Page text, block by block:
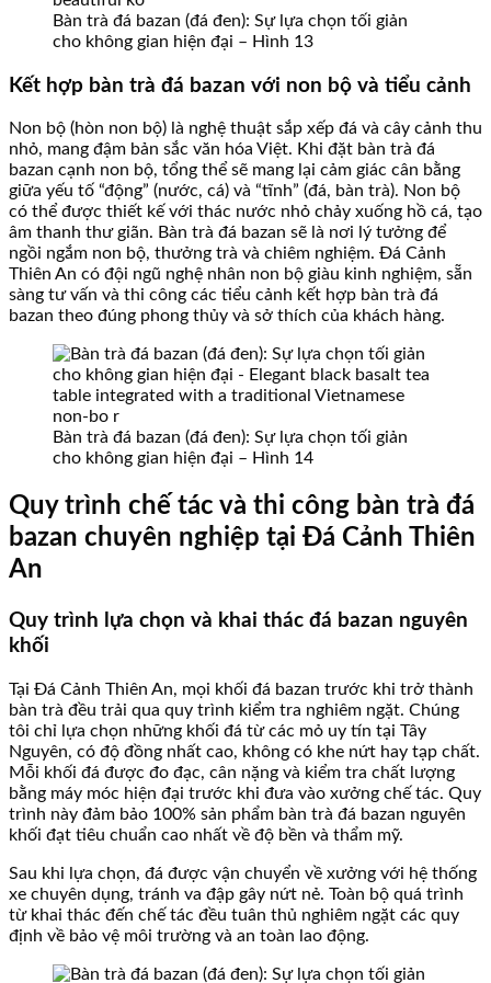
Bàn trà đá bazan (đá đen): Sự lựa chọn tối giản
cho không gian hiện đại – Hình 13
Kết hợp bàn trà đá bazan với non bộ và tiểu cảnh
Non bộ (hòn non bộ) là nghệ thuật sắp xếp đá và cây cảnh thu
nhỏ, mang đậm bản sắc văn hóa Việt. Khi đặt bàn trà đá
bazan cạnh non bộ, tổng thể sẽ mang lại cảm giác cân bằng
giữa yếu tố “động” (nước, cá) và “tĩnh” (đá, bàn trà). Non bộ
có thể được thiết kế với thác nước nhỏ chảy xuống hồ cá, tạo
âm thanh thư giãn. Bàn trà đá bazan sẽ là nơi lý tưởng để
ngồi ngắm non bộ, thưởng trà và chiêm nghiệm. Đá Cảnh
Thiên An có đội ngũ nghệ nhân non bộ giàu kinh nghiệm, sẵn
sàng tư vấn và thi công các tiểu cảnh kết hợp bàn trà đá
bazan theo đúng phong thủy và sở thích của khách hàng.
Bàn trà đá bazan (đá đen): Sự lựa chọn tối giản
cho không gian hiện đại – Hình 14
Quy trình chế tác và thi công bàn trà đá
bazan chuyên nghiệp tại Đá Cảnh Thiên
An
Quy trình lựa chọn và khai thác đá bazan nguyên
khối
Tại Đá Cảnh Thiên An, mọi khối đá bazan trước khi trở thành
bàn trà đều trải qua quy trình kiểm tra nghiêm ngặt. Chúng
tôi chỉ lựa chọn những khối đá từ các mỏ uy tín tại Tây
Nguyên, có độ đồng nhất cao, không có khe nứt hay tạp chất.
Mỗi khối đá được đo đạc, cân nặng và kiểm tra chất lượng
bằng máy móc hiện đại trước khi đưa vào xưởng chế tác. Quy
trình này đảm bảo 100% sản phẩm bàn trà đá bazan nguyên
khối đạt tiêu chuẩn cao nhất về độ bền và thẩm mỹ.
Sau khi lựa chọn, đá được vận chuyển về xưởng với hệ thống
xe chuyên dụng, tránh va đập gây nứt nẻ. Toàn bộ quá trình
từ khai thác đến chế tác đều tuân thủ nghiêm ngặt các quy
định về bảo vệ môi trường và an toàn lao động.